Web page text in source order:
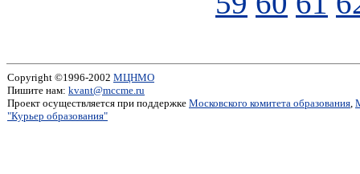
Copyright ©1996-2002 МЦНМО
Пишите нам: kvant@mccme.ru
Проект осуществляется при поддержке Московского комитета образования,
"Курьер образования"